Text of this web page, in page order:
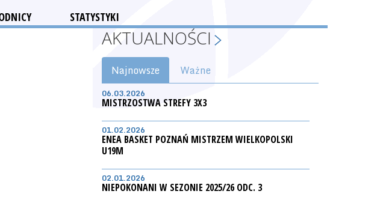
STATYSTYKI
AKTUALNOŚCI
Najnowsze Ważne
06.03.2026
MISTRZOSTWA STREFY 3X3
01.02.2026
ENEA BASKET POZNAŃ MISTRZEM WIELKOPOLSKI
U19M
02.01.2026
NIEPOKONANI W SEZONIE 2025/26 ODC. 3